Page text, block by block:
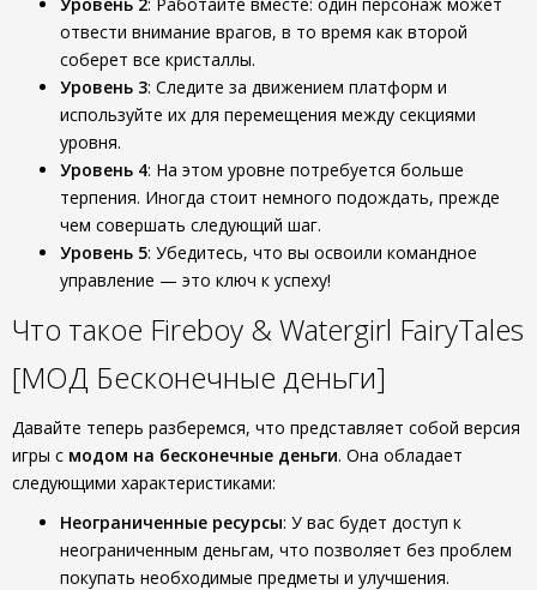
отвести внимание врагов, в то время как второй
соберет все кристаллы.
Уровень 3: Следите за движением платформ и
используйте их для перемещения между секциями
уровня.
Уровень 4: На этом уровне потребуется больше
терпения. Иногда стоит немного подождать, прежде
чем совершать следующий шаг.
Уровень 5: Убедитесь, что вы освоили командное
управление — это ключ к успеху!
Что такое Fireboy & Watergirl FairyTales
[МОД Бесконечные деньги]
Давайте теперь разберемся, что представляет собой версия
игры с модом на бесконечные деньги. Она обладает
следующими характеристиками:
Неограниченные ресурсы: У вас будет доступ к
неограниченным деньгам, что позволяет без проблем
покупать необходимые предметы и улучшения.